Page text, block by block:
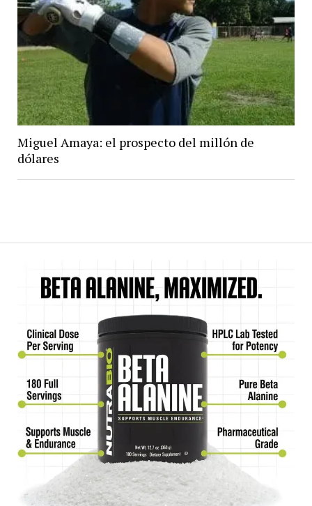
Miguel Amaya: el prospecto del millón de
dólares